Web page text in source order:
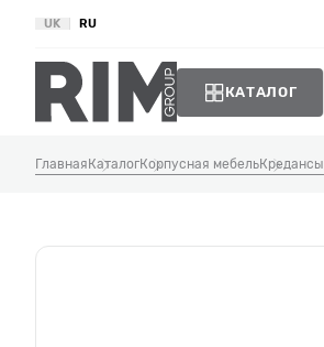
UK RU
КАТАЛОГ
Главная КаталогКорпусная мебельКредансы